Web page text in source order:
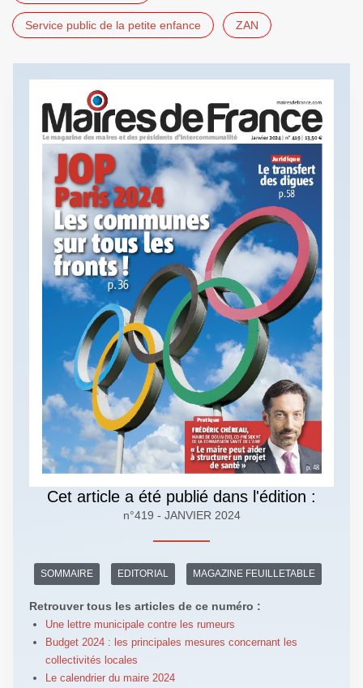
Service public de la petite enfance ZAN
Cet article a été publié dans l'édition :
n°419 - JANVIER 2024
SOMMAIRE EDITORIAL MAGAZINE FEUILLETABLE
Retrouver tous les articles de ce numéro :
Une lettre municipale contre les rumeurs
Budget 2024 : les principales mesures concernant les
collectivités locales
Le calendrier du maire 2024